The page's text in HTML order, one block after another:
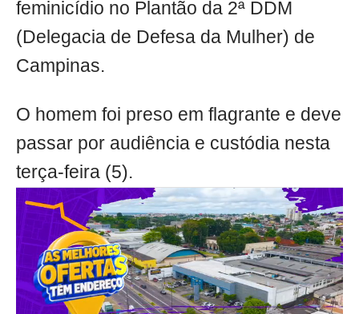
feminicídio no Plantão da 2ª DDM
(Delegacia de Defesa da Mulher) de
Campinas.
O homem foi preso em flagrante e deve
passar por audiência e custódia nesta
terça-feira (5).